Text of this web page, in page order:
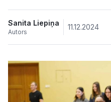
Kultūra
Sanita Liepiņa
Autors
11.12.2024